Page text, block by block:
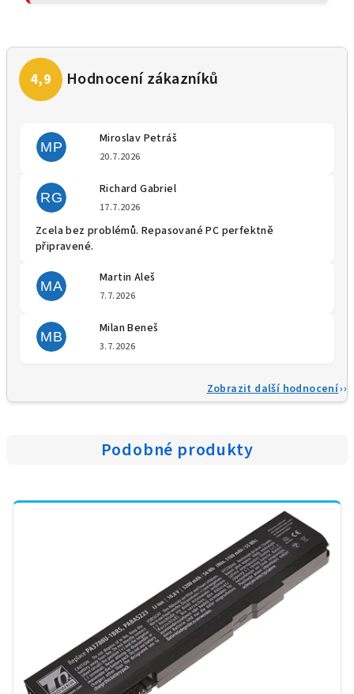
MP
Miroslav Petráš
20.7.2026
RG
Richard Gabriel
17.7.2026
Zcela bez problémů. Repasované PC perfektně
připravené.
MA
Martin Aleš
7.7.2026
MB
Milan Beneš
3.7.2026
Zobrazit další hodnocení
Podobné produkty